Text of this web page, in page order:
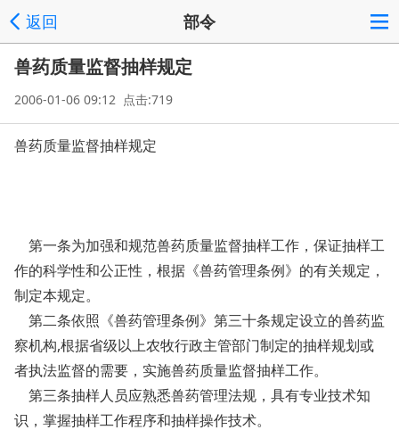
返回 部令
兽药质量监督抽样规定
2006-01-06 09:12 点击:719
兽药质量监督抽样规定
第一条为加强和规范兽药质量监督抽样工作，保证抽样工
作的科学性和公正性，根据《兽药管理条例》的有关规定，
制定本规定。
第二条依照《兽药管理条例》第三十条规定设立的兽药监
察机构,根据省级以上农牧行政主管部门制定的抽样规划或
者执法监督的需要，实施兽药质量监督抽样工作。
第三条抽样人员应熟悉兽药管理法规，具有专业技术知
识，掌握抽样工作程序和抽样操作技术。